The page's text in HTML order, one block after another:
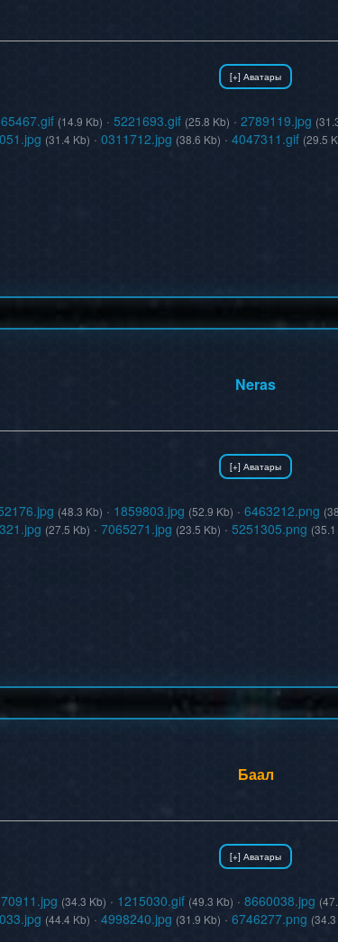
(14.9 Kb) · 5221693.gif (25.8 Kb) · 2789119.jpg
(31.4 Kb) · 0311712.jpg (38.6 Kb) · 4047311.gif (29.5
Neras
(48.3 Kb) · 1859803.jpg (52.9 Kb) · 6463212.png
(27.5 Kb) · 7065271.jpg (23.5 Kb) · 5251305.png
Баал
(34.3 Kb) · 1215030.gif (49.3 Kb) · 8660038.jpg
(44.4 Kb) · 4998240.jpg (31.9 Kb) · 6746277.png